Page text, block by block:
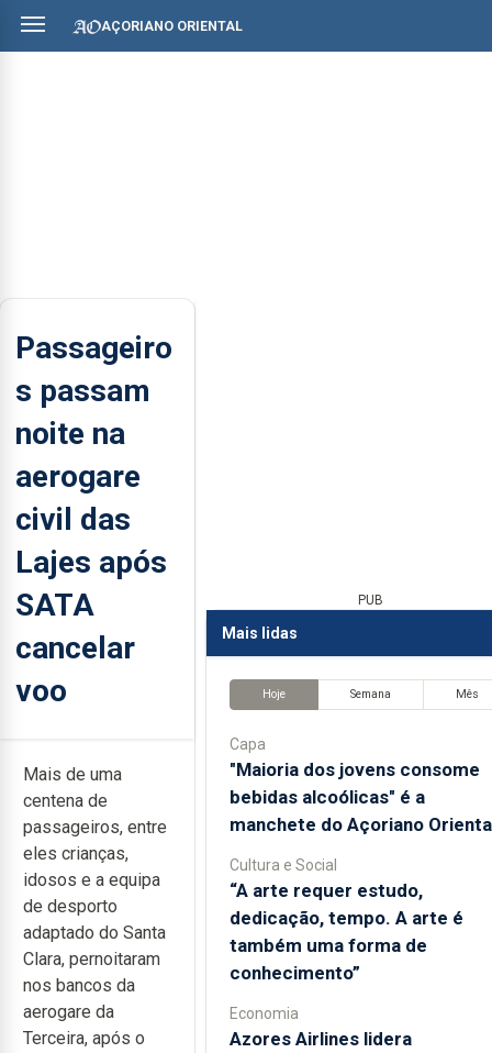
AÇORIANO ORIENTAL
Passageiro
s passam
noite na
aerogare
civil das
Lajes após
SATA
cancelar
voo
Mais de uma
centena de
passageiros, entre
eles crianças,
idosos e a equipa
de desporto
adaptado do Santa
Clara, pernoitaram
nos bancos da
aerogare da
Terceira, após o
PUB
Mais lidas
Hoje Semana Mês
Capa
"Maioria dos jovens consome
bebidas alcoólicas" é a
manchete do Açoriano
Cultura e Social
“A arte requer estudo,
dedicação, tempo. A arte é
também uma forma de
conhecimento”
Economia
Azores Airlines lidera